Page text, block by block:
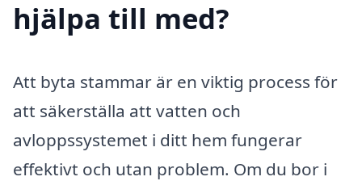
hjälpa till med?
Att byta stammar är en viktig process för
att säkerställa att vatten och
avloppssystemet i ditt hem fungerar
effektivt och utan problem. Om du bor i